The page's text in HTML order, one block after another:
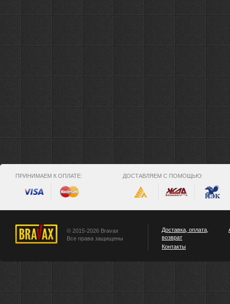
ПРИНИМАЕМ К ОПЛАТЕ: ДОСТАВЛЯЕМ С ПОМОЩЬЮ:
© 2015-2026 Bravax
Все права защищены
Доставка, оплата,
возврат
Контакты